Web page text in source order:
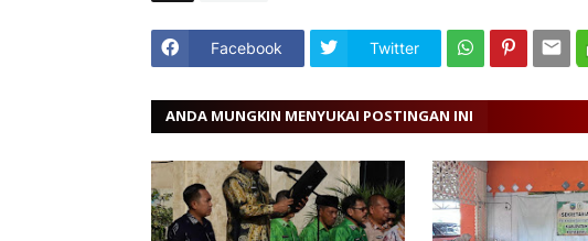
Facebook Twitter
ANDA MUNGKIN MENYUKAI POSTINGAN INI